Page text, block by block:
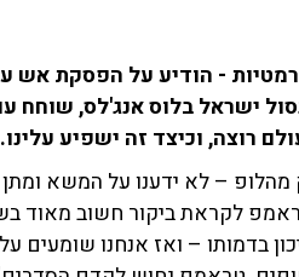
- הודיע על הפסקת אש
יקי דיין, לשעבר קונסול ישראל בלוס אנג'לס,
מהלופ – לא ידענו על המשא
לקראת ביקור חשוב מאוד
בדמותו – ואז אנחנו שומעים